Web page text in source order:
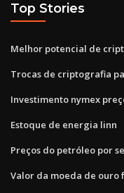
Top Stories
Melhor potencial de
Trocas de criptografia
Investimento nymex
Estoque de energia linn
Preços do petróleo por
Valor da moeda de ouro